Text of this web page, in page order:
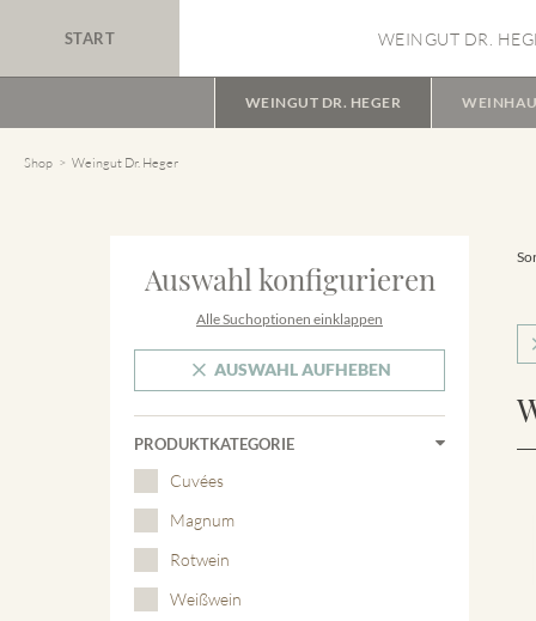
START WEINGUT DR.
WEINGUT DR. HEGER
Shop Weingut Dr. Heger
Auswahl konfigurieren
Alle Suchoptionen einklappen
AUSWAHL AUFHEBEN
PRODUKTKATEGORIE
Cuvées
Magnum
Rotwein
Weißwein